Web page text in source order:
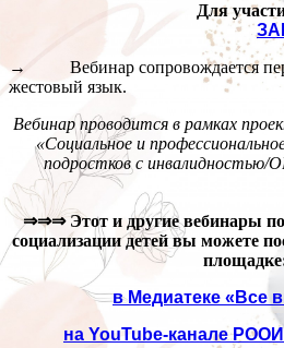
Для
→ Вебинар сопровождается
жестовый язык.
Вебинар проводится в рамках
«Социальное и
подростков с инвалидностью/
⇒⇒⇒ Этот и другие вебинары
социализации детей вы можете
в Медиатеке «Все
на YouTube-канале